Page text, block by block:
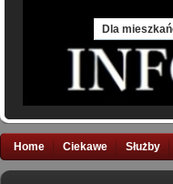
Dla
Home Ciekawe Służby